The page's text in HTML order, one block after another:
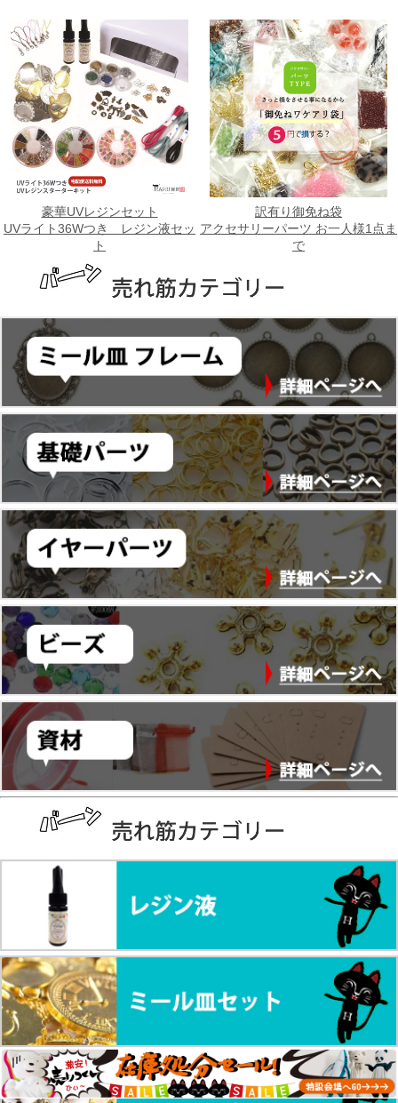
豪華UVレジンセット
UVライト36Wつき レジン液セッ
ト
訳有り御免ね袋
アクセサリーパーツ お一人様1点ま
で